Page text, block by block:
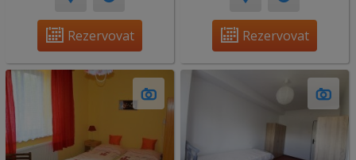
Rezervovat Rezervovat